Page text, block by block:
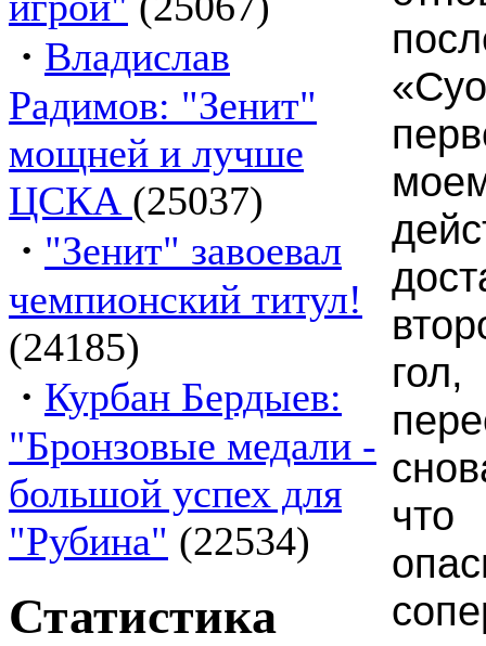
· Владислав
Радимов: "Зенит"
мощней и лучше
ЦСКА (25037)
· "Зенит" завоевал
чемпионский титул!
(24185)
· Курбан Бердыев:
"Бронзовые медали -
большой успех для
"Рубина" (22534)
Статистика